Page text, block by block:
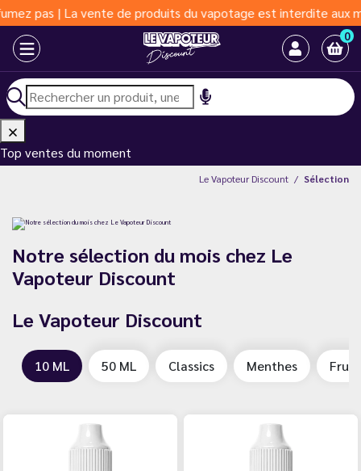
| La vente de produits du vapotage est interdite aux moins
0
Top ventes du moment
Le Vapoteur Discount Sélection
Notre sélection du mois chez Le
Vapoteur Discount
Le Vapoteur Discount
10 ML 50 ML Classics Menthes